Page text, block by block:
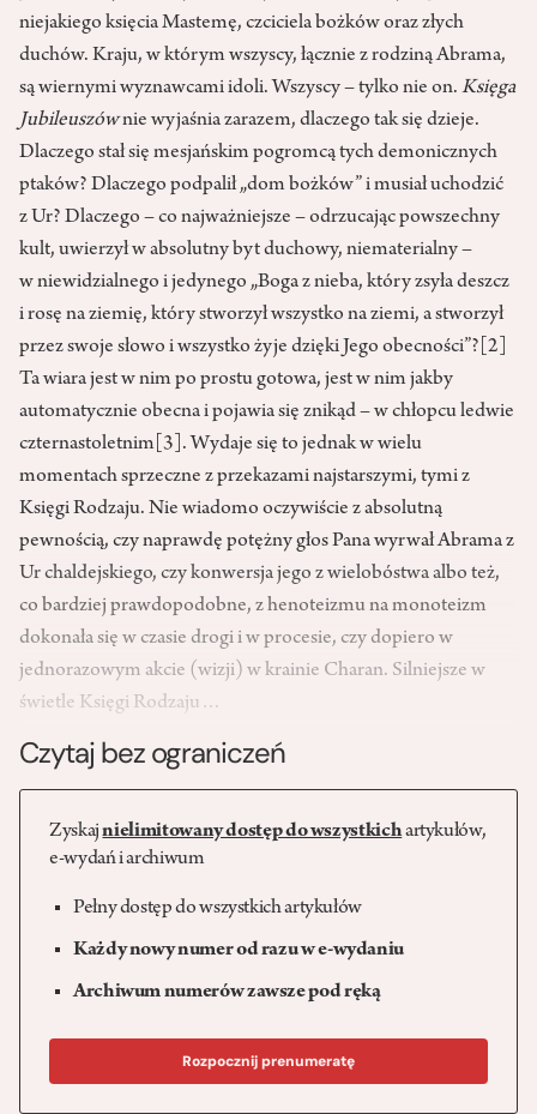
niejakiego księcia Mastemę, czciciela bożków oraz złych
duchów. Kraju, w którym wszyscy, łącznie z rodziną Abrama,
są wiernymi wyznawcami idoli. Wszyscy – tylko nie on. Księga
Jubileuszównie wyjaśnia zarazem, dlaczego tak się dzieje.
Dlaczego stał się mesjańskim pogromcą tych demonicznych
ptaków? Dlaczego podpalił „dom bożków” i musiał uchodzić
z Ur? Dlaczego – co najważniejsze – odrzucając powszechny
kult, uwierzył w absolutny byt duchowy, niematerialny –
w niewidzialnego i jedynego „Boga z nieba, który zsyła deszcz
i rosę na ziemię, który stworzył wszystko na ziemi, a stworzył
przez swoje słowo i wszystko żyje dzięki Jego obecności”? [2]
Ta wiara jest w nim po prostu gotowa, jest w nim jakby
automatycznie obecna i pojawia się znikąd – w chłopcu ledwie
czternastoletnim [3] . Wydaje się to jednak w wielu
momentach sprzeczne z przekazami najstarszymi, tymi z
Księgi Rodzaju. Nie wiadomo oczywiście z absolutną
pewnością, czy naprawdę potężny głos Pana wyrwał Abrama z
Ur chaldejskiego, czy konwersja jego z wielobóstwa albo też,
co bardziej prawdopodobne, z henoteizmu na monoteizm
dokonała się w czasie drogi i w procesie, czy dopiero w
jednorazowym akcie (wizji) w krainie Charan. Silniejsze w
świetle Księgi Rodzaju…
Czytaj bez ograniczeń
Zyskajnielimitowany dostęp do wszystkichartykułów,
e-wydań i archiwum
Pełny dostęp do wszystkich artykułów
Każdy nowy numer od razu w e-wydaniu
Archiwum numerów zawsze pod ręką
Rozpocznij prenumeratę